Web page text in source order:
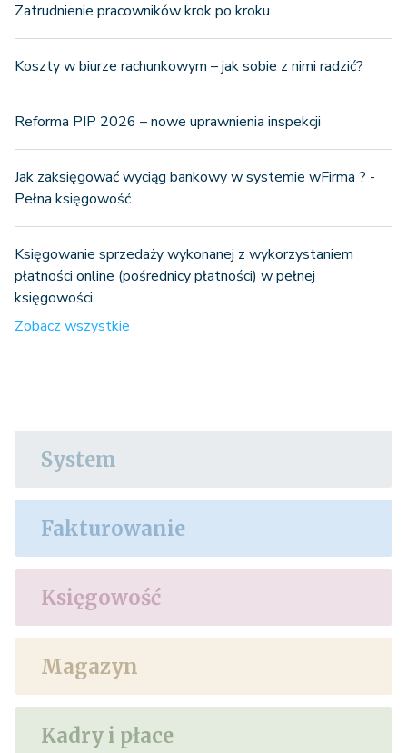
Zatrudnienie pracowników krok po kroku
Koszty w biurze rachunkowym – jak sobie z nimi radzić?
Reforma PIP 2026 – nowe uprawnienia inspekcji
Jak zaksięgować wyciąg bankowy w systemie wFirma ? -
Pełna księgowość
Księgowanie sprzedaży wykonanej z wykorzystaniem
płatności online (pośrednicy płatności) w pełnej
księgowości
Zobacz wszystkie
System
Fakturowanie
Księgowość
Magazyn
Kadry i płace